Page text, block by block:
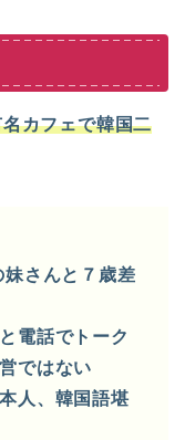
カフェで韓国二
さんと７歳差
電話でトーク
ではない
人、韓国語堪